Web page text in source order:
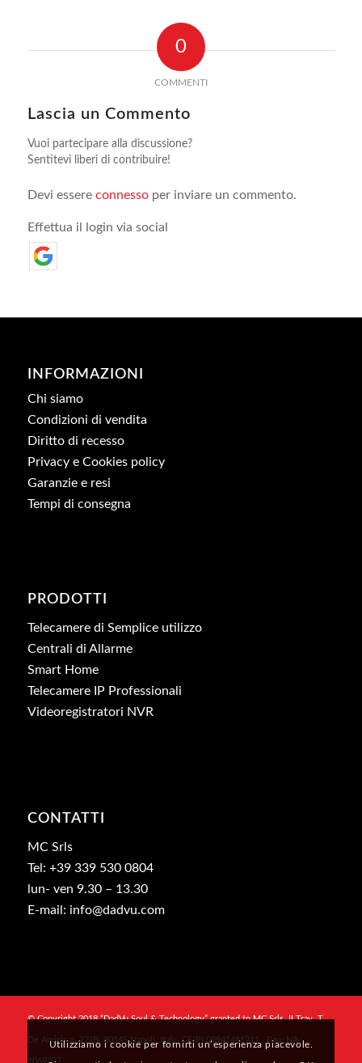
0
COMMENTI
Lascia un Commento
Vuoi partecipare alla discussione?
Sentitevi liberi di contribuire!
Devi essere connessoper inviare un commento.
Effettua il login via social
INFORMAZIONI
Chi siamo
Condizioni di vendita
Diritto di recesso
Privacy e Cookies policy
Garanzie e resi
Tempi di consegna
PRODOTTI
Telecamere di Semplice utilizzo
Centrali di Allarme
Smart Home
Telecamere IP Professionali
Videoregistratori NVR
CONTATTI
MC Srls
Tel: +39 339 530 0804
lun- ven 9.30 – 13.30
E-mail: info@dadvu.com
© Copyright 2018 “DadVu Soul & Technology” granted to MC Srls, II Trav. T.
De Amicis n. 27/B, 80145 Napoli, Italy, CF/PI 09941481211 , Rea: NA-
1069327
Utilizziamo i cookie per fornirti un’esperienza piacevole.